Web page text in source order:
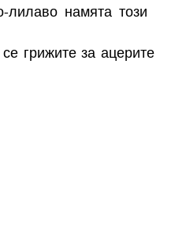
лилаво намята този
грижите за ацерите